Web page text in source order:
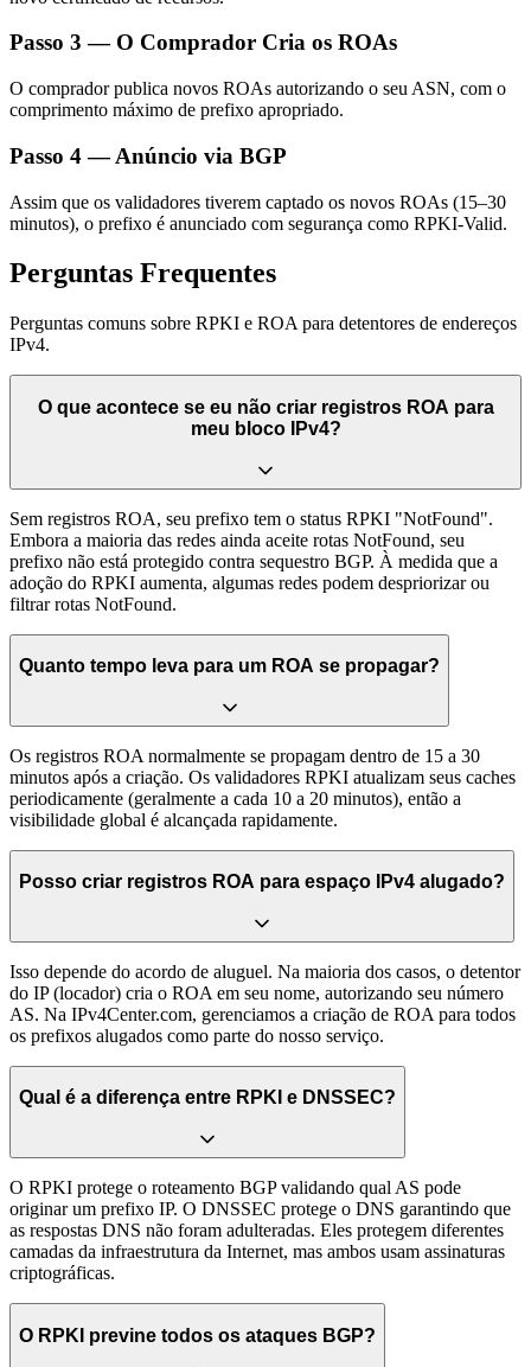
Passo 3 — O Comprador Cria os ROAs
O comprador publica novos ROAs autorizando o seu ASN, com o
comprimento máximo de prefixo apropriado.
Passo 4 — Anúncio via BGP
Assim que os validadores tiverem captado os novos ROAs (15–30
minutos), o prefixo é anunciado com segurança como RPKI-Valid.
Perguntas Frequentes
Perguntas comuns sobre RPKI e ROA para detentores de endereços
IPv4.
O que acontece se eu não criar registros ROA para
meu bloco IPv4?
Sem registros ROA, seu prefixo tem o status RPKI "NotFound".
Embora a maioria das redes ainda aceite rotas NotFound, seu
prefixo não está protegido contra sequestro BGP. À medida que a
adoção do RPKI aumenta, algumas redes podem despriorizar ou
filtrar rotas NotFound.
Quanto tempo leva para um ROA se propagar?
Os registros ROA normalmente se propagam dentro de 15 a 30
minutos após a criação. Os validadores RPKI atualizam seus caches
periodicamente (geralmente a cada 10 a 20 minutos), então a
visibilidade global é alcançada rapidamente.
Posso criar registros ROA para espaço IPv4 alugado?
Isso depende do acordo de aluguel. Na maioria dos casos, o detentor
do IP (locador) cria o ROA em seu nome, autorizando seu número
AS. Na IPv4Center.com, gerenciamos a criação de ROA para todos
os prefixos alugados como parte do nosso serviço.
Qual é a diferença entre RPKI e DNSSEC?
O RPKI protege o roteamento BGP validando qual AS pode
originar um prefixo IP. O DNSSEC protege o DNS garantindo que
as respostas DNS não foram adulteradas. Eles protegem diferentes
camadas da infraestrutura da Internet, mas ambos usam assinaturas
criptográficas.
O RPKI previne todos os ataques BGP?